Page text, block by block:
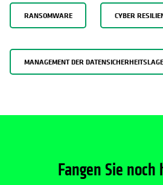
RANSOMWARE CYBER
MANAGEMENT DER DATENSICHERHEITSLAGE
Fangen Sie noch